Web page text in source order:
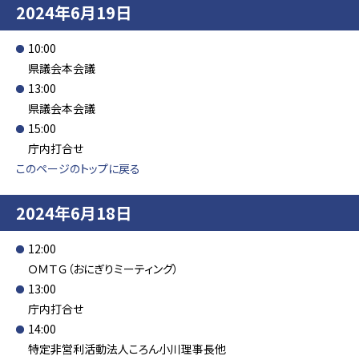
2024年6月19日
10:00
県議会本会議
13:00
県議会本会議
15:00
庁内打合せ
このページのトップに戻る
2024年6月18日
12:00
ＯＭＴＧ（おにぎりミーティング）
13:00
庁内打合せ
14:00
特定非営利活動法人ころん小川理事長他